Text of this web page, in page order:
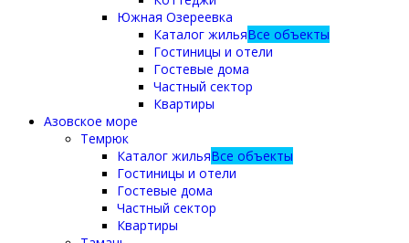
Южная Озереевка
Каталог жильяВсе объекты
Гостиницы и отели
Гостевые дома
Частный сектор
Квартиры
Азовское море
Темрюк
Каталог жильяВсе объекты
Гостиницы и отели
Гостевые дома
Частный сектор
Квартиры